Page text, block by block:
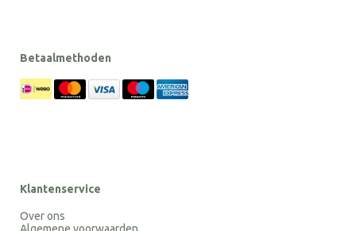
Betaalmethoden
Klantenservice
Over ons